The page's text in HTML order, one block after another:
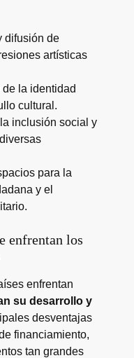
difusión de
artísticas
la identidad
cultural.
inclusión social y
para la
y el
enfrentan los
enfrentan
su desarrollo y
desventajas
financiamiento,
tan grandes